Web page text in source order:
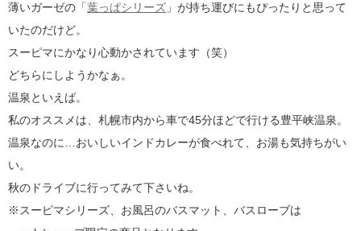
薄いガーゼの「葉っぱシリーズ 」が持ち運びにもぴったりと思って
いたのだけど。
スーピマにかなり心動かされています（笑）
どちらにしようかなぁ。
温泉といえば。
私のオススメは、札幌市内から車で45分ほどで行ける豊平峡温泉。
温泉なのに…おいしいインドカレーが食べれて、お湯も気持ちがい
い。
秋のドライブに行ってみて下さいね。
※スーピマシリーズ、お風呂のバスマット、バスローブは